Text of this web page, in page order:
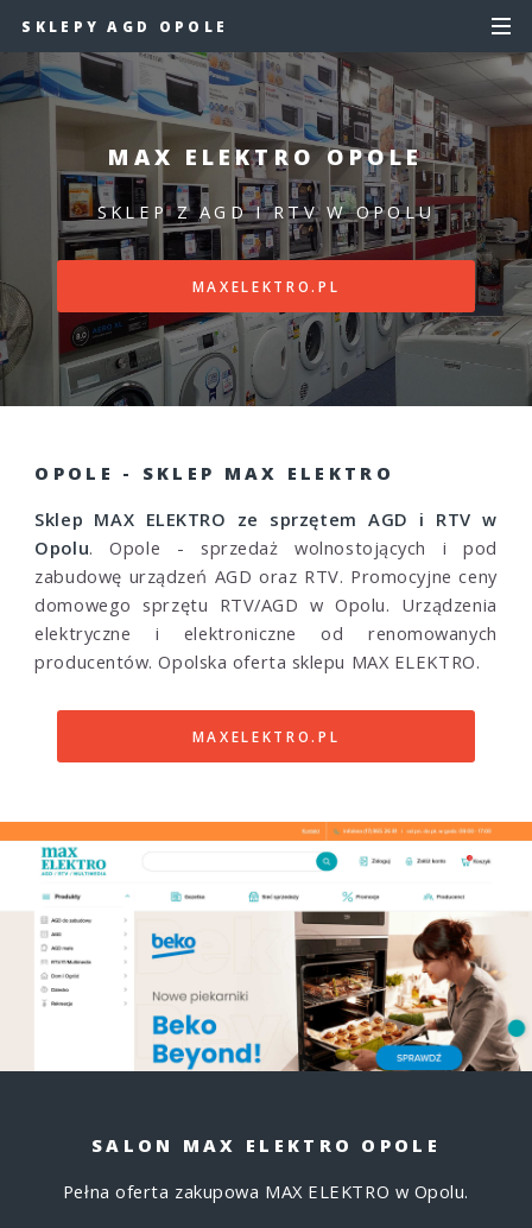
SKLEPY AGD OPOLE
MAX ELEKTRO OPOLE
SKLEP Z AGD I RTV W OPOLU
MAXELEKTRO.PL
OPOLE - SKLEP MAX ELEKTRO
Sklep MAX ELEKTRO ze sprzętem AGD i RTV w
Opolu. Opole - sprzedaż wolnostojących i pod
zabudowę urządzeń AGD oraz RTV. Promocyjne ceny
domowego sprzętu RTV/AGD w Opolu. Urządzenia
elektryczne i elektroniczne od renomowanych
producentów. Opolska oferta sklepu MAX ELEKTRO.
MAXELEKTRO.PL
SALON MAX ELEKTRO OPOLE
Pełna oferta zakupowa MAX ELEKTRO w Opolu.